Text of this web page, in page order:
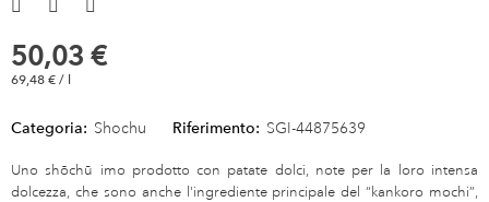
50,03 €
69,48 € / l
Categoria: Shochu Riferimento: SGI-44875639
Uno shōchū imo prodotto con patate dolci, note per la loro intensa
dolcezza, che sono anche l'ingrediente principale del “kankoro mochi”,